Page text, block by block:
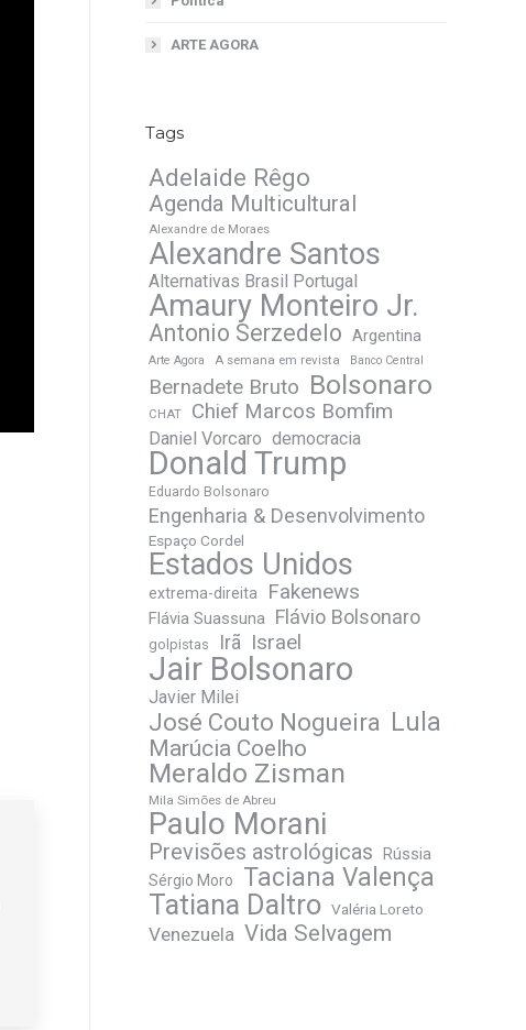
ARTE AGORA
Tags
Adelaide Rêgo
Agenda Multicultural
Alexandre de Moraes
Alexandre Santos
Alternativas Brasil Portugal
Amaury Monteiro Jr.
Antonio Serzedelo Argentina
Arte Agora A semana em revista Banco Central
Bernadete Bruto Bolsonaro
CHAT Chief Marcos Bomfim
Daniel Vorcaro democracia
Donald Trump
Eduardo Bolsonaro
Engenharia & Desenvolvimento
Espaço Cordel
Estados Unidos
extrema-direita Fakenews
Flávia Suassuna Flávio Bolsonaro
golpistas Irã Israel
Jair Bolsonaro
Javier Milei
José Couto Nogueira Lula
Marúcia Coelho
Meraldo Zisman
Mila Simões de Abreu
Paulo Morani
Previsões astrológicas Rússia
Sérgio Moro Taciana Valença
Tatiana Daltro Valéria Loreto
Venezuela Vida Selvagem